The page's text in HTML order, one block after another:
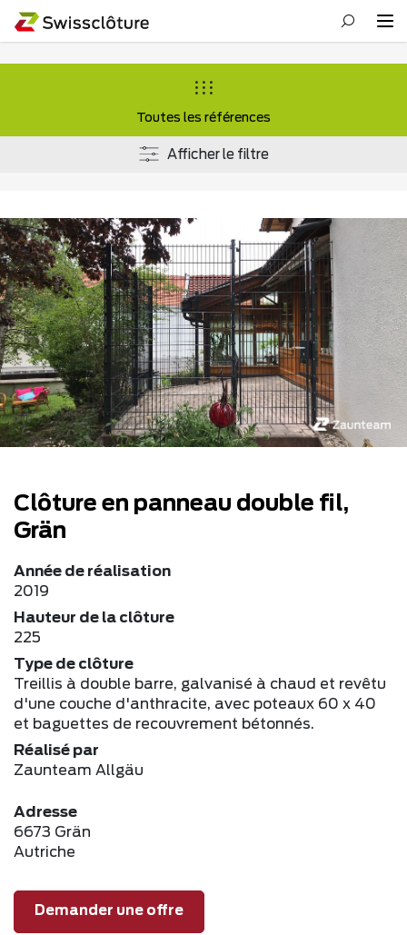
Toutes les références
Afficher le filtre
Clôture en panneau double fil,
Grän
Année de réalisation
2019
Hauteur de la clôture
225
Type de clôture
Treillis à double barre, galvanisé à chaud et revêtu
d'une couche d'anthracite, avec poteaux 60 x 40
et baguettes de recouvrement bétonnés.
Réalisé par
Zaunteam Allgäu
Adresse
6673 Grän
Autriche
Demander une offre